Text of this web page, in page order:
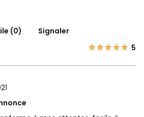
(0)
Signaler
5